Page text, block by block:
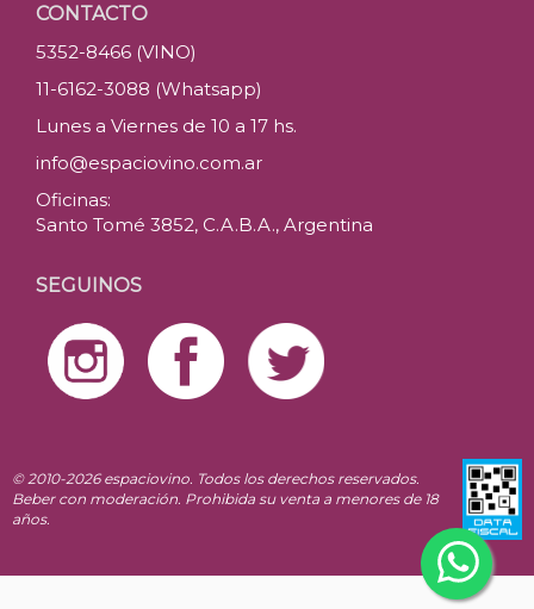
CONTACTO
5352-8466 (VINO)
11-6162-3088 (Whatsapp)
Lunes a Viernes de 10 a 17 hs.
info@espaciovino.com.ar
Oficinas:
Santo Tomé 3852, C.A.B.A., Argentina
SEGUINOS
© 2010-2026 espaciovino. Todos los derechos reservados.
Beber con moderación. Prohibida su venta a menores de 18
años.